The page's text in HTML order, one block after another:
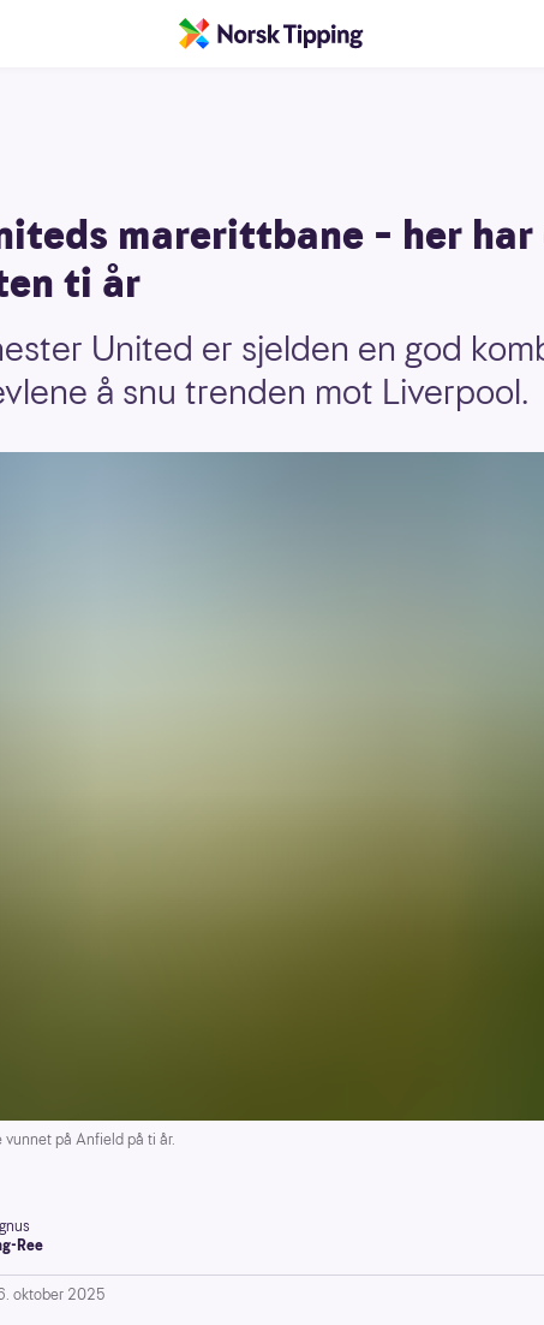
marerittbane – her
ti år
United er sjelden en god
å snu trenden mot Liverpool.
vunnet på Anfield på ti år.
Ree
oktober 2025